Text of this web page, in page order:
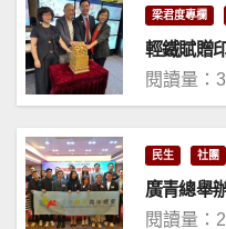
梁君度專欄
輕鐵賦贈
閱讀量：
民生 社團
廣青總舉
閱讀量：